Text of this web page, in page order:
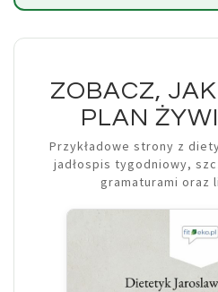
ZOBACZ,
PLAN
Przykładowe strony z
jadłospis tygodniowy,
gramaturami oraz